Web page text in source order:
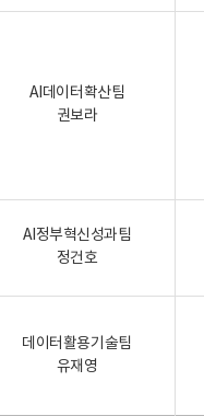
AI데이터확산팀
권보라
AI정부혁신성과팀
정건호
데이터활용기술팀
유재영